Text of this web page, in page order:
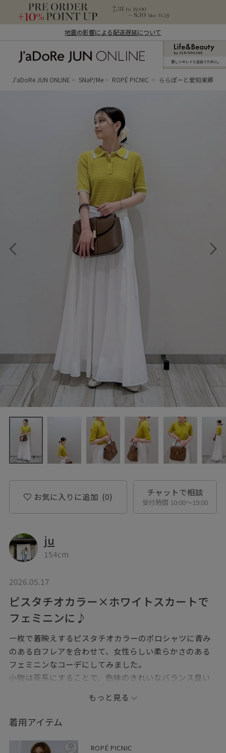
地震の影響による配送遅延について
ン オンライン）
新しいキレイと出合うために。
J'aDoRe JUN ONLINE SNaP/Me ROPÉ PICNIC ららぽーと愛知東郷
お気に入りに追加 (0) チャットで相談
受付時間 10:00〜19:00
ju
154cm
2026.05.17
ピスタチオカラー×ホワイトスカートで
フェミニンに♪
一枚で着映えするピスタチオカラーのポロシャツに青み
のある白フレアを合わせて、女性らしい柔らかさのある
フェミニンなコーデにしてみました。
小物は茶系にすることで、色味のきれいなバランス良い
もっと見る
着用アイテム
ROPÉ PICNIC